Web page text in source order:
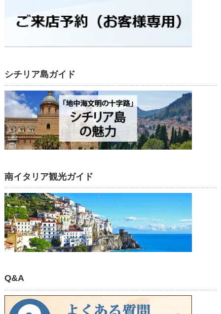
シチリア島ガイド
南イタリア観光ガイド
Q&A